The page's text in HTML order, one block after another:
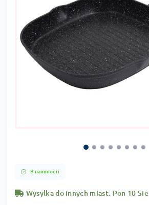
В наявності
Wysylka do innych miast: Pon 10 Sie